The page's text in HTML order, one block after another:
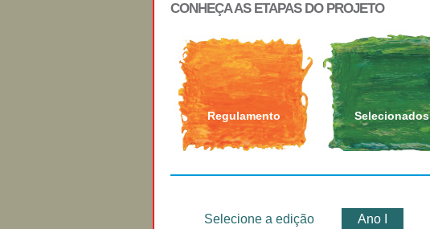
CONHEÇA AS ETAPAS DO PROJETO
Regulamento Selecionados
Selecione a edição Ano I